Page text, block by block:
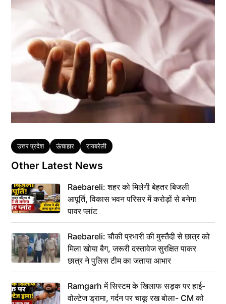
Tags
उत्तर प्रदेश ऊंचाहार रायबरेली
Other Latest News
Raebareli: शहर को मिलेगी बेहतर बिजली
आपूर्ति, विकास भवन परिसर में करोड़ों से बनेगा
पावर प्लांट
Raebareli: चौकी प्रभारी की मुस्तैदी से छात्र को
मिला खोया बैग, जरूरी दस्तावेज सुरक्षित पाकर
छात्र ने पुलिस टीम का जताया आभार
Ramgarh में सिस्टम के खिलाफ सड़क पर हाई-
वोल्टेज ड्रामा, गर्दन पर चाकू रख बोला- CM को